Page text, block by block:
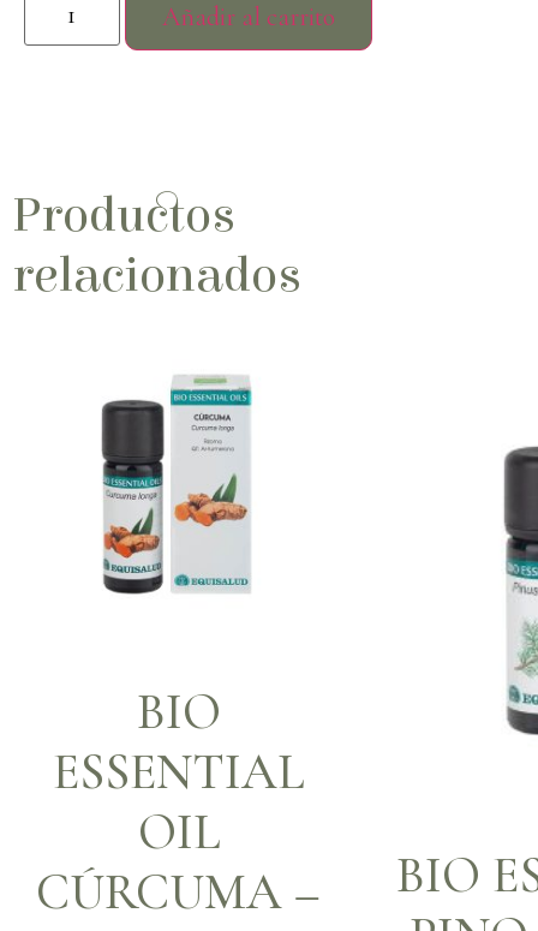
Añadir al carrito
Productos
relacionados
BIO
ESSENTIAL
OIL
CÚRCUMA –
BIO